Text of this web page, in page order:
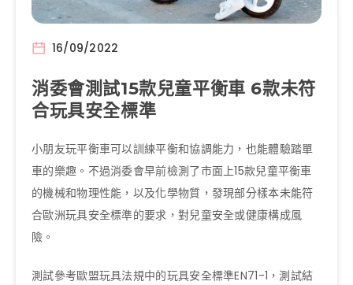
16/09/2022
消委會測試15款兒童平衡車 6款未符
合玩具安全標準
小朋友玩平衡車可以訓練平衡和協調能力，也能體驗踏單
車的樂趣。不過消委會早前檢測了市面上15款兒童平衡車
的機械和物理性能，以及化學物質，發現部分樣本未能符
合歐洲玩具安全標準的要求，對兒童安全或健康構成風
險。
測試參考歐盟玩具法規中的玩具安全標準EN71-1，測試結